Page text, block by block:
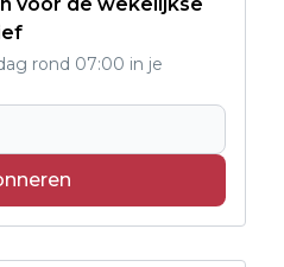
rond 07:00 in je